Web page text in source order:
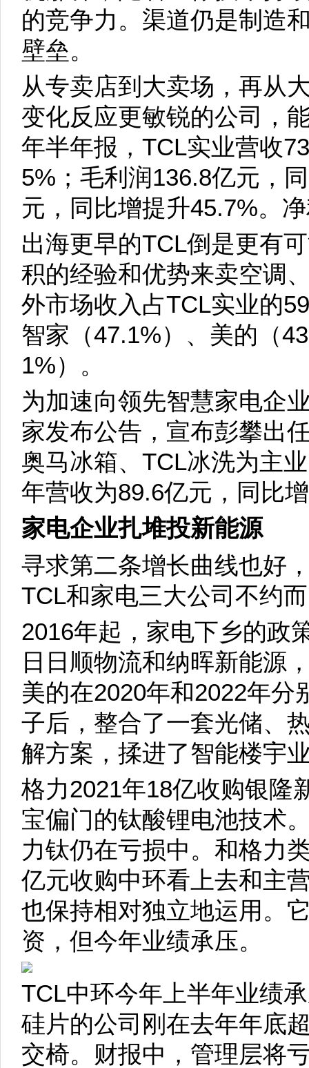
的竞争力。渠道仍是制造
壁垒。
从专卖店到大卖场，再从
变化反应更敏锐的公司，
年半年报，TCL实业营收
5%；毛利润136.8亿元，
元，同比增提升45.7%。
出海更早的TCL倒是更有
积的经验和优势来卖空调
外市场收入占TCL实业的
智家（47.1%）、美的（
1%）。
为加速向领先智慧家电企
家发布公告，宣布彭攀出
奥马冰箱、TCL冰洗为主
年营收为89.6亿元，同比
家电企业扎堆投新能源
寻求第二条增长曲线也好
TCL和家电三大公司不约
2016年起，家电下乡的政
日日顺物流和纳晖新能源
美的在2020年和2022年分
子后，整合了一套光储、
解方案，揉进了智能楼宇
格力2021年18亿收购银隆
宝偏门的钛酸锂电池技术
力钛仍在亏损中。和格力
亿元收购中环看上去和主
也保持相对独立地运用。
资，但今年业绩承压。
TCL中环今年上半年业绩
硅片的公司刚在去年年底
交椅。财报中，管理层将